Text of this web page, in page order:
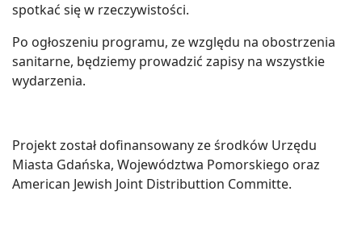
spotkać się w rzeczywistości.
Po ogłoszeniu programu, ze względu na obostrzenia
sanitarne, będziemy prowadzić zapisy na wszystkie
wydarzenia.
Projekt został dofinansowany ze środków Urzędu
Miasta Gdańska, Województwa Pomorskiego oraz
American Jewish Joint Distributtion Committe.